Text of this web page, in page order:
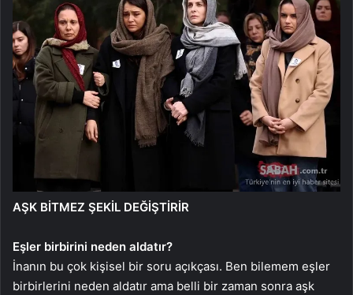
AŞK BİTMEZ ŞEKİL DEĞİŞTİRİR
Eşler birbirini neden aldatır?
İnanın bu çok kişisel bir soru açıkçası. Ben bilemem eşler
birbirlerini neden aldatır ama belli bir zaman sonra aşk